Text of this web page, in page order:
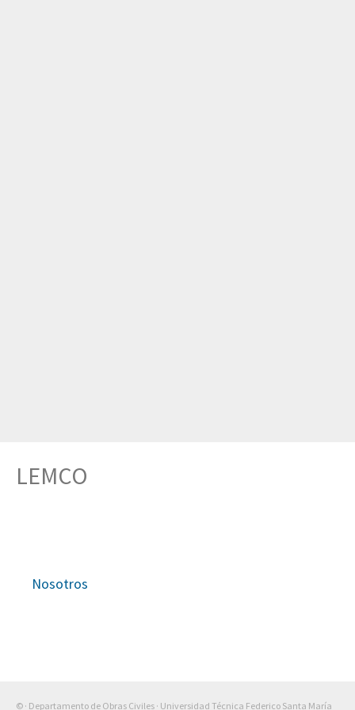
LEMCO
Nosotros
© · Departamento de Obras Civiles · Universidad Técnica Federico Santa María